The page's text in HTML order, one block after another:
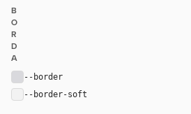
B
O
R
D
A
--border
--border-soft